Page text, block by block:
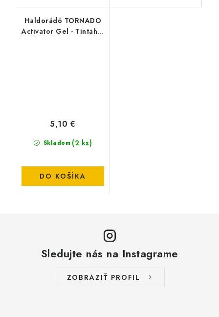
Haldorádó TORNADO
Activator Gel - Tintahal
Skladom (2 ks)
5,10 €
DO KOŠÍKA
Sledujte nás na Instagrame
ZOBRAZIŤ PROFIL